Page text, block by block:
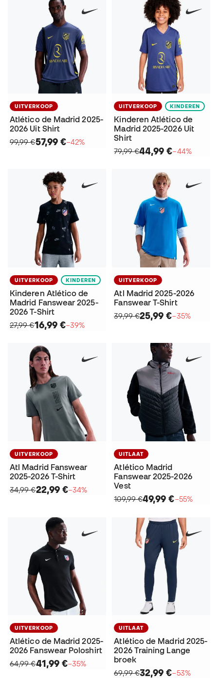
UITVERKOOP
Atlético de Madrid 2025-
2026 Uit Shirt
99,99 €57,99 €−42%
UITVERKOOP KINDEREN
Kinderen Atlético de
Madrid 2025-2026 Uit
Shirt
79,99 €44,99 €−44%
UITVERKOOP KINDEREN
Kinderen Atlético de
Madrid Fanswear 2025-
2026 T-Shirt
27,99 €16,99 €−39%
UITVERKOOP
Atl Madrid 2025-2026
Fanswear T-Shirt
39,99 €25,99 €−35%
UITVERKOOP
Atl Madrid Fanswear
2025-2026 T-Shirt
34,99 €22,99 €−34%
UITLAAT
Atlético Madrid
Fanswear 2025-2026
Vest
109,99 €49,99 €−55%
UITVERKOOP
Atlético de Madrid 2025-
2026 Fanswear Poloshirt
64,99 €41,99 €−35%
UITLAAT
Atlético de Madrid 2025-
2026 Training Lange
broek
69,99 €32,99 €−53%